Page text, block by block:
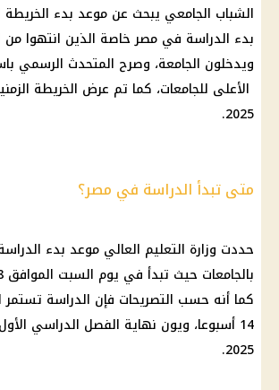
الشباب الجامعي يبحث عن موعد بدء الخريطة
بدء الدراسة في مصر خاصة الذين انتهوا من
ويدخلون الجامعة، وصرح المتحدث الرسمي
2025.
متى تبدأ الدراسة في مصر؟
حددت وزارة التعليم العالي موعد بدء
كما أنه حسب التصريحات فإن الدراسة
2025.